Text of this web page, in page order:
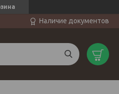
Наличие документов